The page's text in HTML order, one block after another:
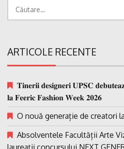
ARTICOLE RECENTE
𝐓𝐢𝐧𝐞𝐫𝐢𝐢 𝐝𝐞𝐬𝐢𝐠𝐧𝐞𝐫𝐢 𝐔𝐏𝐒𝐂
𝐥𝐚 𝐅𝐞𝐞𝐫𝐢𝐜 𝐅𝐚𝐬𝐡𝐢𝐨𝐧 𝐖𝐞𝐞𝐤 𝟐𝟎𝟐𝟔
O nouă generație de creatori la
Absolventele Facultății Arte
laureații concursului NEXT